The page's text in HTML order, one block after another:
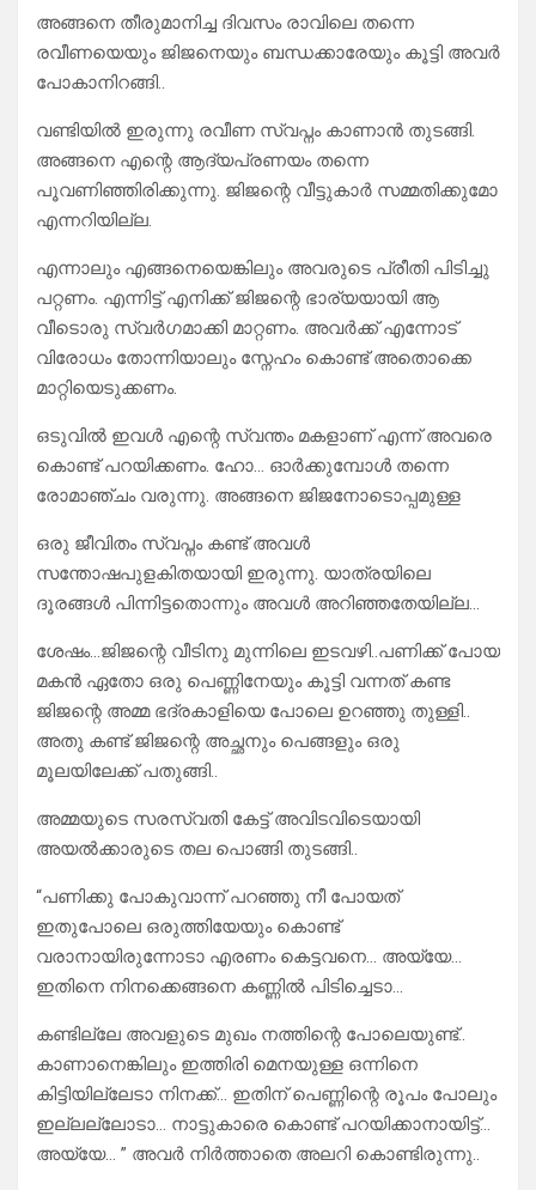
അങ്ങനെ തീരുമാനിച്ച ദിവസം രാവിലെ തന്നെ
രവീണയെയും ജിജനെയും ബന്ധക്കാരേയും കൂട്ടി അവർ
പോകാനിറങ്ങി..
വണ്ടിയിൽ ഇരുന്നു രവീണ സ്വപ്നം കാണാൻ തുടങ്ങി.
അങ്ങനെ എന്റെ ആദ്യപ്രണയം തന്നെ
പൂവണിഞ്ഞിരിക്കുന്നു. ജിജന്റെ വീട്ടുകാർ സമ്മതിക്കുമോ
എന്നറിയില്ല.
എന്നാലും എങ്ങനെയെങ്കിലും അവരുടെ പ്രീതി പിടിച്ചു
പറ്റണം. എന്നിട്ട് എനിക്ക് ജിജന്റെ ഭാര്യയായി ആ
വീടൊരു സ്വർഗമാക്കി മാറ്റണം. അവർക്ക് എന്നോട്
വിരോധം തോന്നിയാലും സ്നേഹം കൊണ്ട് അതൊക്കെ
മാറ്റിയെടുക്കണം.
ഒടുവിൽ ഇവൾ എന്റെ സ്വന്തം മകളാണ് എന്ന് അവരെ
കൊണ്ട് പറയിക്കണം. ഹോ… ഓർക്കുമ്പോൾ തന്നെ
രോമാഞ്ചം വരുന്നു. അങ്ങനെ ജിജനോടൊപ്പമുള്ള
ഒരു ജീവിതം സ്വപ്നം കണ്ട് അവൾ
സന്തോഷപുളകിതയായി ഇരുന്നു. യാത്രയിലെ
ദൂരങ്ങൾ പിന്നിട്ടതൊന്നും അവൾ അറിഞ്ഞതേയില്ല…
ശേഷം…ജിജന്റെ വീടിനു മുന്നിലെ ഇടവഴി..പണിക്ക് പോയ
മകൻ ഏതോ ഒരു പെണ്ണിനേയും കൂട്ടി വന്നത് കണ്ട
ജിജന്റെ അമ്മ ഭദ്രകാളിയെ പോലെ ഉറഞ്ഞു തുള്ളി..
അതു കണ്ട് ജിജന്റെ അച്ഛനും പെങ്ങളും ഒരു
മൂലയിലേക്ക് പതുങ്ങി..
അമ്മയുടെ സരസ്വതി കേട്ട് അവിടവിടെയായി
അയൽക്കാരുടെ തല പൊങ്ങി തുടങ്ങി..
“പണിക്കു പോകുവാന്ന് പറഞ്ഞു നീ പോയത്
ഇതുപോലെ ഒരുത്തിയേയും കൊണ്ട്
വരാനായിരുന്നോടാ എരണം കെട്ടവനെ… അയ്യേ…
ഇതിനെ നിനക്കെങ്ങനെ കണ്ണിൽ പിടിച്ചെടാ…
കണ്ടില്ലേ അവളുടെ മുഖം നത്തിന്റെ പോലെയുണ്ട്..
കാണാനെങ്കിലും ഇത്തിരി മെനയുള്ള ഒന്നിനെ
കിട്ടിയില്ലേടാ നിനക്ക്… ഇതിന് പെണ്ണിന്റെ രൂപം പോലും
ഇല്ലല്ലോടാ… നാട്ടുകാരെ കൊണ്ട് പറയിക്കാനായിട്ട്…
അയ്യേ… ” അവർ നിർത്താതെ അലറി കൊണ്ടിരുന്നു..